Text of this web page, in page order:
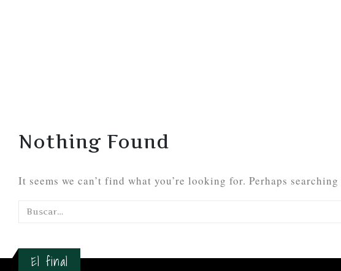
Nothing Found
It seems we can’t find what you’re looking for. Perhaps
El final